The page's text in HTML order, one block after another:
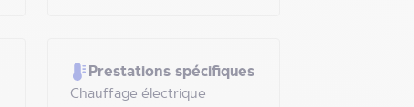
Prestations spécifiques
Chauffage électrique